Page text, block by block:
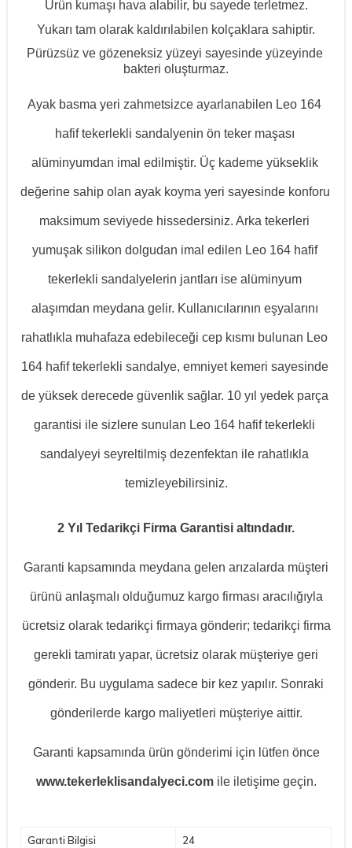
Ürün kumaşı hava alabilir, bu sayede terletmez.
Yukarı tam olarak kaldırılabilen kolçaklara sahiptir.
Pürüzsüz ve gözeneksiz yüzeyi sayesinde yüzeyinde
bakteri oluşturmaz.
Ayak basma yeri zahmetsizce ayarlanabilen Leo 164
hafif tekerlekli sandalyenin ön teker maşası
alüminyumdan imal edilmiştir. Üç kademe yükseklik
değerine sahip olan ayak koyma yeri sayesinde konforu
maksimum seviyede hissedersiniz. Arka tekerleri
yumuşak silikon dolgudan imal edilen Leo 164 hafif
tekerlekli sandalyelerin jantları ise alüminyum
alaşımdan meydana gelir. Kullanıcılarının eşyalarını
rahatlıkla muhafaza edebileceği cep kısmı bulunan Leo
164 hafif tekerlekli sandalye, emniyet kemeri sayesinde
de yüksek derecede güvenlik sağlar. 10 yıl yedek parça
garantisi ile sizlere sunulan Leo 164 hafif tekerlekli
sandalyeyi seyreltilmiş dezenfektan ile rahatlıkla
temizleyebilirsiniz.
2 Yıl Tedarikçi Firma Garantisi altındadır.
Garanti kapsamında meydana gelen arızalarda müşteri
ürünü anlaşmalı olduğumuz kargo firması aracılığıyla
ücretsiz olarak tedarikçi firmaya gönderir; tedarikçi firma
gerekli tamiratı yapar, ücretsiz olarak müşteriye geri
gönderir. Bu uygulama sadece bir kez yapılır. Sonraki
gönderilerde kargo maliyetleri müşteriye aittir.
Garanti kapsamında ürün gönderimi için lütfen önce
www.tekerleklisandalyeci.comile iletişime geçin.
Garanti Bilgisi 24